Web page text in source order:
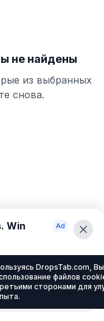
не найдены
из выбранных
снова.
Win
Club, Daily
DropsTab.com,
файлов
сторонами для